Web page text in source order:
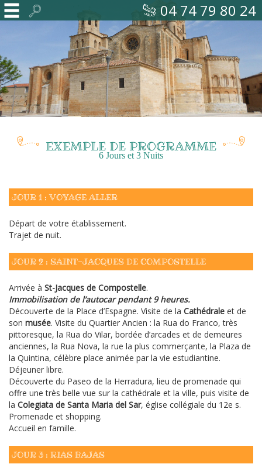
sur
mesure
Demande
de
devis
Contact
04 74 79 80 24
EXEMPLE DE PROGRAMME
6 Jours et 3 Nuits
JOUR 1 : VOYAGE ALLER
Départ de votre établissement.
Trajet de nuit.
JOUR 2 : SAINT-JACQUES DE COMPOSTELLE
Arrivée à St-Jacques de Compostelle.
Immobilisation de l’autocar pendant 9 heures.
Découverte de la Place d’Espagne. Visite de la Cathédrale et de
son musée. Visite du Quartier Ancien : la Rua do Franco, très
pittoresque, la Rua do Vilar, bordée d’arcades et de demeures
anciennes, la Rua Nova, la rue la plus commerçante, la Plaza de
la Quintina, célèbre place animée par la vie estudiantine.
Déjeuner libre.
Découverte du Paseo de la Herradura, lieu de promenade qui
offre une très belle vue sur la cathédrale et la ville, puis visite de
la Colegiata de Santa Maria del Sar, église collégiale du 12e s.
Promenade et shopping.
Accueil en famille.
JOUR 3 : RIAS BAJAS